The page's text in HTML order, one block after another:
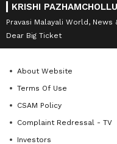
KRISHI
Pravasi Malayali World, News
Dear Big Ticket
About Website
Terms Of Use
CSAM Policy
Complaint Redressal - TV
Investors